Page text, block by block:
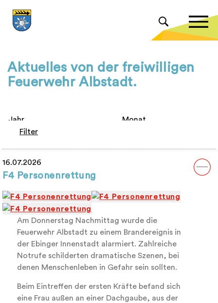
Aktuelles von der freiwilligen
Feuerwehr Albstadt.
Filter
16.07.2026
F4 Personenrettung
Am Donnerstag Nachmittag wurde die
Feuerwehr Albstadt zu einem Brandereignis in
der Ebinger Innenstadt alarmiert. Zahlreiche
Notrufe schilderten dramatische Szenen, bei
denen Menschenleben in Gefahr sein sollten.
Beim Eintreffen der ersten Kräfte befand sich
eine Frau außen an einer Dachgaube, aus der